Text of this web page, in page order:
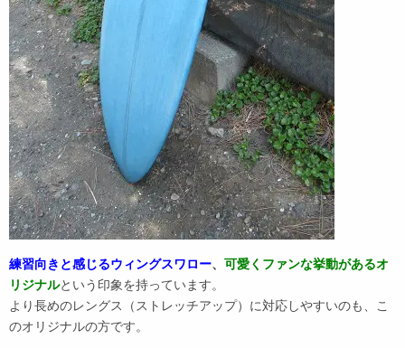
練習向きと感じるウィングスワロー、 可愛くファンな挙動があるオ
リジナルという印象を持っています。
より長めのレングス（ストレッチアップ）に対応しやすいのも、こ
のオリジナルの方です。